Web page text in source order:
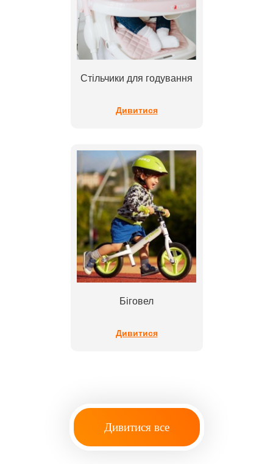
Стільчики для годування
Дивитися
Біговел
Дивитися
Дивитися все